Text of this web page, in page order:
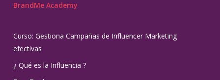
BrandMe Academy
Curso: Gestiona Campañas de Influencer Marketing
efectivas
¿ Qué es la Influencia ?